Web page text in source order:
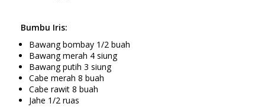
Bumbu Iris:
Bawang bombay 1/2 buah
Bawang merah 4 siung
Bawang putih 3 siung
Cabe merah 8 buah
Cabe rawit 8 buah
Jahe 1/2 ruas